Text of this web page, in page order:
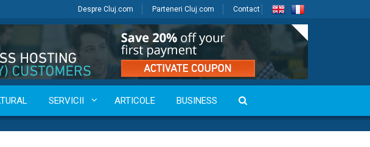
Despre Cluj.com Parteneri Cluj.com Contact
SERVICII ARTICOLE BUSINESS